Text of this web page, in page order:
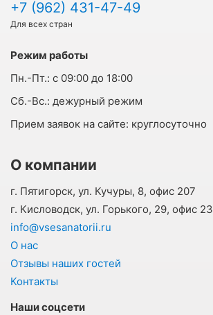
+7 (962) 431-47-49
Для всех стран
Режим работы
Пн.-Пт.: с 09:00 до 18:00
Cб.-Вс.: дежурный режим
Прием заявок на сайте: круглосуточно
О компании
г. Пятигорск, ул. Кучуры, 8, офис 207
г. Кисловодск, ул. Горького, 29, офис 23
info@vsesanatorii.ru
О нас
Отзывы наших гостей
Контакты
Наши соцсети